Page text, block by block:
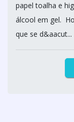
papel toalha e
álcool em gel.
que se d&aacut...